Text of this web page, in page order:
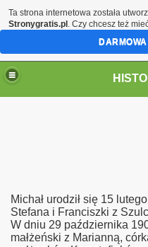
Michał urodził się 15
Stefana i Franciszki z
W dniu 29 października
małżeński z Marianną,
Ta strona internetowa została
Stronygratis.pl . Czy chcesz też